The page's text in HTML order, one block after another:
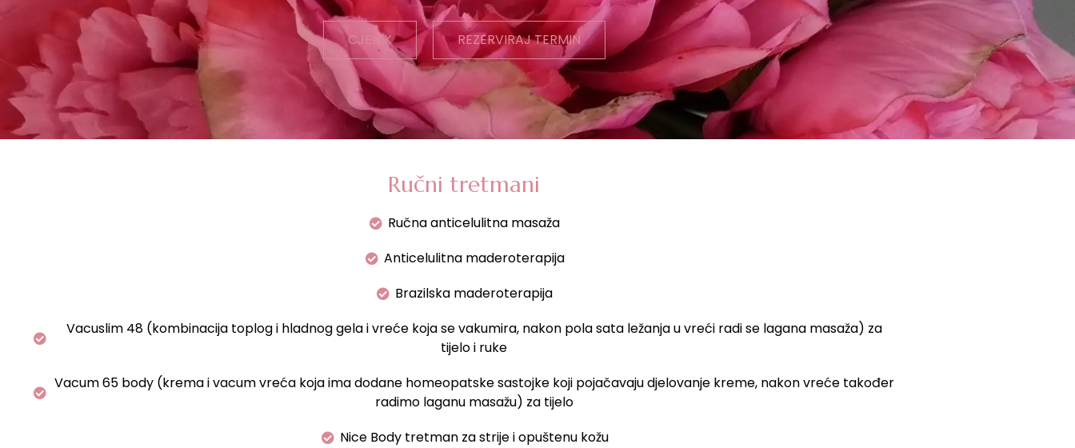
CJENIK REZERVIRAJ TERMIN
Ručni tretmani
Ručna anticelulitna masaža
Anticelulitna maderoterapija
Brazilska maderoterapija
Vacuslim 48 (kombinacija toplog i hladnog gela i vreće koja se vakumira, nakon pola sata ležanja u vreći radi se lagana masaža) za
tijelo i ruke
Vacum 65 body (krema i vacum vreća koja ima dodane homeopatske sastojke koji pojačavaju djelovanje kreme, nakon vreće također
radimo laganu masažu) za tijelo
Nice Body tretman za strije i opuštenu kožu